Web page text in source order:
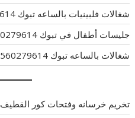
شغالات فلبينيات بالساعه تبوك 0560279614
جليسات أطفال في تبوك 0560279614
شغالات بالساعه تبوك 0560279614
تخريم خرسانه وفتحات كور القطيف